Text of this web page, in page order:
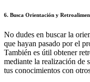
6. Busca Orientación y
No dudes en buscar la
que hayan pasado por el
También es útil obtener
mediante la realización de
tus conocimientos con